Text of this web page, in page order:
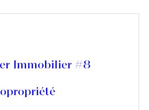
Immobilier #8